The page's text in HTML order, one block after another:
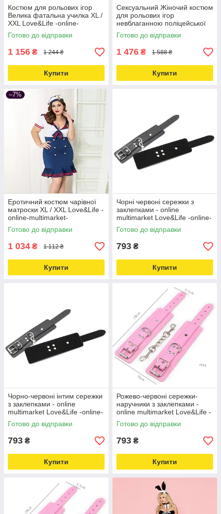
Костюм для рольових ігор
Велика фатальна училка XL /
XXL Love&Life -online-
multimarket-
Готово до відправки
1 156 ₴ 1 244 ₴
Купити
Сексуальний Жіночий костюм
для рольових ігор
невблаганною поліцейської
JSY L / XL Love&Life -online-
multimarket-
Готово до відправки
1 476 ₴ 1 588 ₴
Купити
–7%
Еротичний костюм чарівної
матроски XL / XXL Love&Life -
online-multimarket-
Готово до відправки
1 034 ₴ 1 112 ₴
Купити
Чорні червоні сережки з
заклепками - online
multimarket Love&Life -online-
multimarket-
Готово до відправки
793 ₴
Купити
Чорно-червоні інтим сережки
з заклепками - online
multimarket Love&Life -online-
multimarket-
Готово до відправки
793 ₴
Купити
Рожево-червоні сережки-
наручники з заклепками -
online multimarket Love&Life -
online-multimarket-
Готово до відправки
793 ₴
Купити